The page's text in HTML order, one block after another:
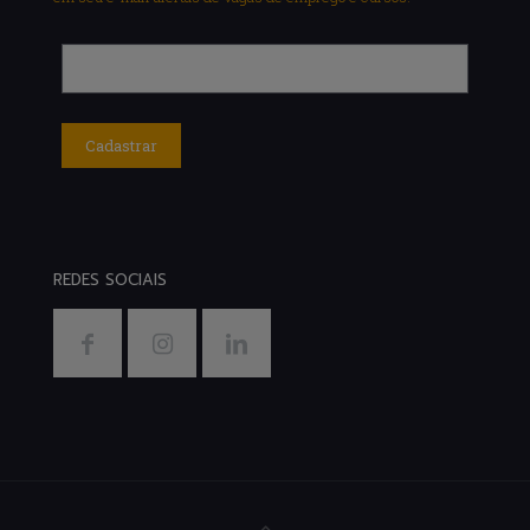
REDES SOCIAIS